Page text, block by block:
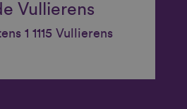
Vullierens
1 1115 Vullierens